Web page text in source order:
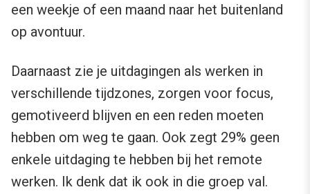
een weekje of een maand naar het buitenland
op avontuur.
Daarnaast zie je uitdagingen als werken in
verschillende tijdzones, zorgen voor focus,
gemotiveerd blijven en een reden moeten
hebben om weg te gaan. Ook zegt 29% geen
enkele uitdaging te hebben bij het remote
werken. Ik denk dat ik ook in die groep val.